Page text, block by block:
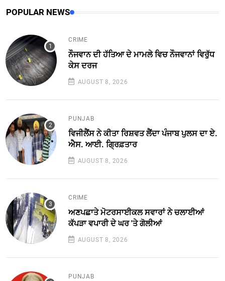
POPULAR NEWS
CRIME
ਨੌਜਵਾਨ ਦੀ ਹੱਤਿਆ ਦੇ ਮਾਮਲੇ ਵਿਚ ਨੌਜਵਾਨਾਂ ਵਿਰੁੱਧ
ਕੇਸ ਦਰਜ
AUGUST 8, 2026
PUNJAB
ਵਿਜੀਲੈਂਸ ਨੇ ਕੀਤਾ ਰਿਸ਼ਵਤ ਲੈਂਦਾ ਪੰਜਾਬ ਪੁਲਸ ਦਾ ਏ.
ਐਸ. ਆਈ. ਗ੍ਰਿਫ਼ਤਾਰ
AUGUST 8, 2026
CRIME
ਅਣਪਛਾਤੇ ਮੋਟਰਸਾਈਕਲ ਸਵਾਰਾਂ ਨੇ ਚਲਾਈਆਂ
ਕੱਪੜਾ ਵਪਾਰੀ ਦੇ ਘਰ 'ਤੇ ਗੋਲੀਆਂ
AUGUST 8, 2026
PUNJAB